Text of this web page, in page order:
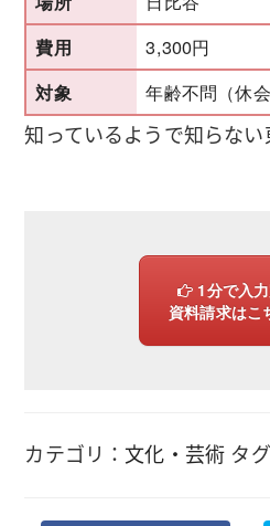
費用 3,300円
対象 年齢不問（休
知っているようで知らない
1分で入
資料請求はこ
カテゴリ：文化・芸術 タ